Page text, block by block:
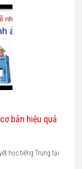
bản hiệu quả
học tiếng Trung tại